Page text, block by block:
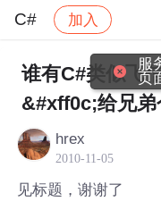
C# 加入
社区 C# 帖子
谁有C#类似飞
&#xff0c;给兄弟
hrex
2010-11-05
见标题，谢谢了
服
页